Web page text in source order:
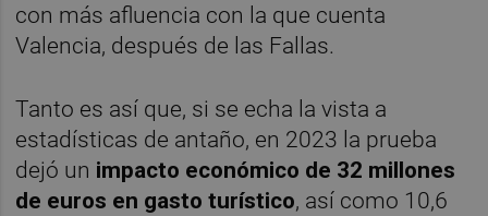
con más afluencia con la que cuenta
Valencia, después de las Fallas.
Tanto es así que, si se echa la vista a
estadísticas de antaño, en 2023 la prueba
dejó un impacto económico de 32 millones
de euros en gasto turístico, así como 10,6